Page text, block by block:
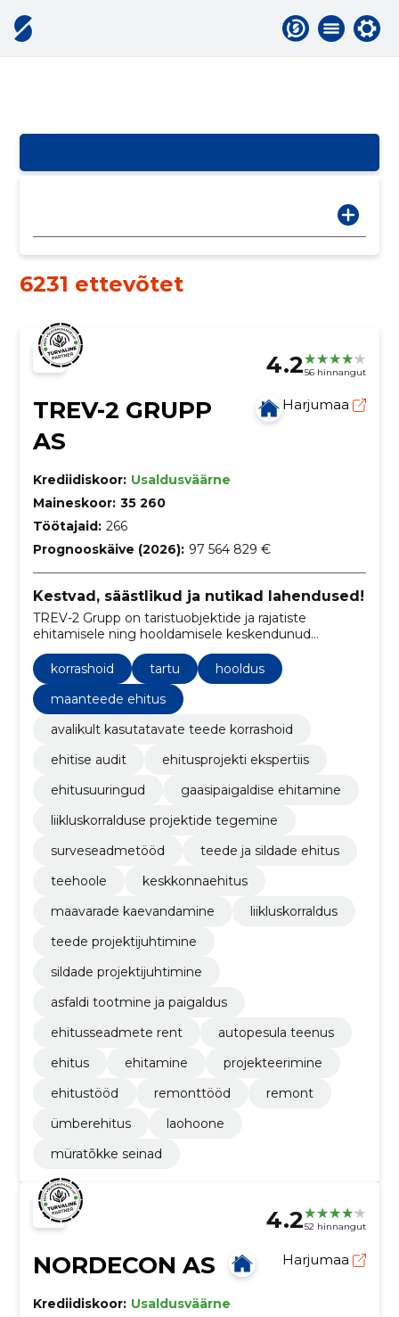
6231 ettevõtet
4.256 hinnangut
TREV-2 GRUPP
AS
Harjumaa
Krediidiskoor: Usaldusväärne
Maineskoor: 35 260
Töötajaid: 266
Prognooskäive (2026): 97 564 829 €
Kestvad, säästlikud ja nutikad lahendused!
TREV-2 Grupp on taristuobjektide ja rajatiste
ehitamisele ning hooldamisele keskendunud
ettevõte.
korrashoid
tartu
hooldus
maanteede ehitus
avalikult kasutatavate teede korrashoid
ehitise audit
ehitusprojekti ekspertiis
ehitusuuringud
gaasipaigaldise ehitamine
liikluskorralduse projektide tegemine
surveseadmetööd
teede ja sildade ehitus
teehoole
keskkonnaehitus
maavarade kaevandamine
liikluskorraldus
teede projektijuhtimine
sildade projektijuhtimine
asfaldi tootmine ja paigaldus
ehitusseadmete rent
autopesula teenus
ehitus
ehitamine
projekteerimine
ehitustööd
remonttööd
remont
ümberehitus
laohoone
müratõkke seinad
4.252 hinnangut
NORDECON AS Harjumaa
Krediidiskoor: Usaldusväärne